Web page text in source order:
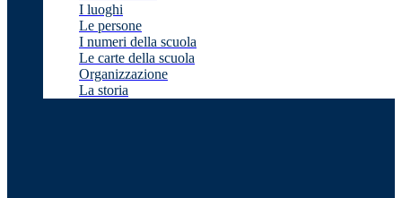
I luoghi
Le persone
I numeri della scuola
Le carte della scuola
Organizzazione
La storia